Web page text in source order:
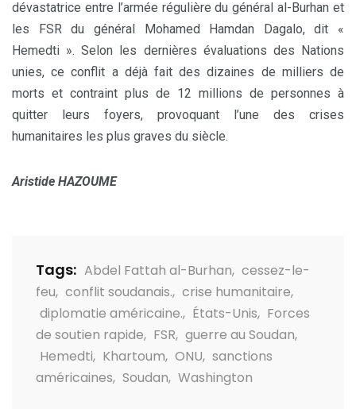
dévastatrice entre l’armée régulière du général al-Burhan et
les FSR du général Mohamed Hamdan Dagalo, dit «
Hemedti ». Selon les dernières évaluations des Nations
unies, ce conflit a déjà fait des dizaines de milliers de
morts et contraint plus de 12 millions de personnes à
quitter leurs foyers, provoquant l’une des crises
humanitaires les plus graves du siècle.
Aristide HAZOUME
Tags: Abdel Fattah al-Burhan, cessez-le-
feu, conflit soudanais., crise humanitaire,
diplomatie américaine., États-Unis, Forces
de soutien rapide, FSR, guerre au Soudan,
Hemedti, Khartoum, ONU, sanctions
américaines, Soudan, Washington